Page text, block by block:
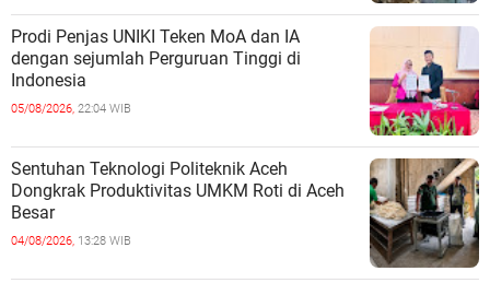
Prodi Penjas UNIKI Teken MoA dan IA
dengan sejumlah Perguruan Tinggi di
Indonesia
05/08/2026, 22:04 WIB
Sentuhan Teknologi Politeknik Aceh
Dongkrak Produktivitas UMKM Roti di Aceh
Besar
04/08/2026, 13:28 WIB